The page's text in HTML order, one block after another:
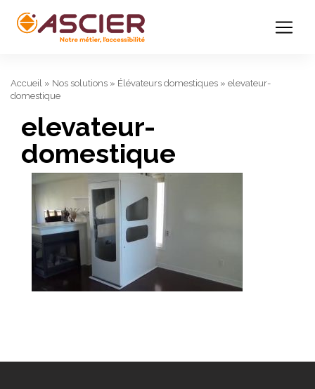
Accueil » Nos solutions » Élévateurs domestiques » elevateur-
domestique
elevateur-
domestique